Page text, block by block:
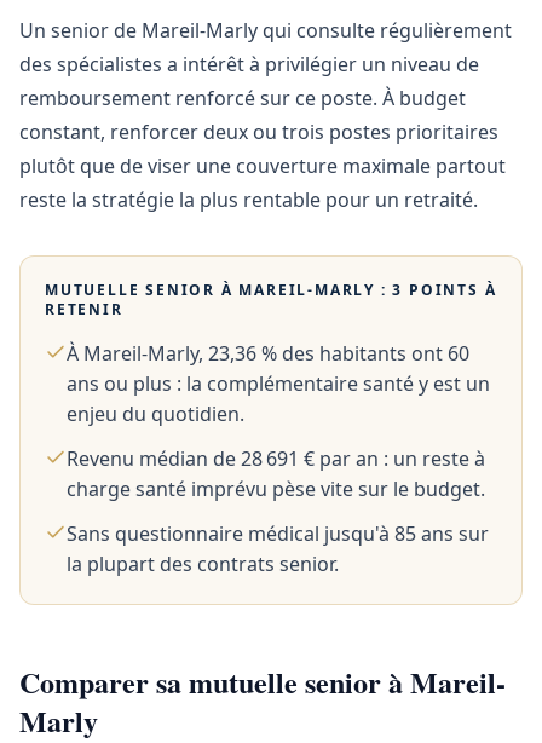
Un senior de Mareil-Marly qui consulte régulièrement
des spécialistes a intérêt à privilégier un niveau de
remboursement renforcé sur ce poste. À budget
constant, renforcer deux ou trois postes prioritaires
plutôt que de viser une couverture maximale partout
reste la stratégie la plus rentable pour un retraité.
MUTUELLE SENIOR À MAREIL-MARLY : 3 POINTS À
RETENIR
À Mareil-Marly, 23,36 % des habitants ont 60
ans ou plus : la complémentaire santé y est un
enjeu du quotidien.
Revenu médian de 28 691 € par an : un reste à
charge santé imprévu pèse vite sur le budget.
Sans questionnaire médical jusqu'à 85 ans sur
la plupart des contrats senior.
Comparer sa mutuelle senior à Mareil-
Marly